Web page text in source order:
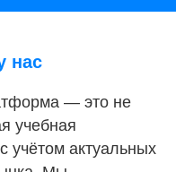
нас
— это не
учебная
учётом актуальных